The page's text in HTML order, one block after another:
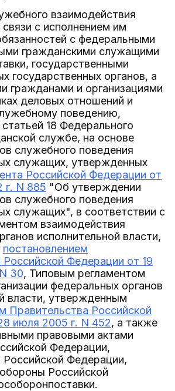
взаимодействия
связи с исполнением им
с федеральными
гражданскими служащими
государственными
государственных органов, а
гражданами и организациями
деловых отношений и
поведению,
18 Федерального
службе, на основе
служебного поведения
служащих, утвержденных
Российской Федерации от
г. N 885 "Об утверждении
служебного поведения
служащих", в соответствии с
взаимодействия
исполнительной власти,
постановлением
Российской Федерации от 19
30, Типовым регламентом
федеральных органов
власти, утвержденным
Правительства Российской
июля 2005 г. N 452, а также
правовыми актами
Федерации,
Российской Федерации,
Российской